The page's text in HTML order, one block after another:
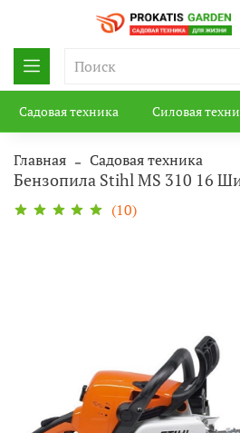
Садовая техника Силовая
Главная Садовая техника
Бензопила Stihl MS 310 16
(10)